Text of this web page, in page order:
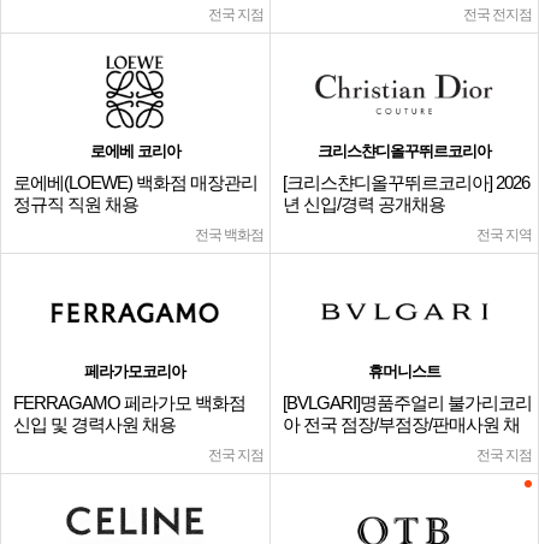
전국 지점 전국 전지점
로에베 코리아
로에베(LOEWE) 백화점 매장관리
정규직 직원 채용
전국 백화점
크리스챤디올꾸뛰르코리아
[크리스챤디올꾸뛰르코리아] 2026
년 신입/경력 공개채용
전국 지역
페라가모코리아
FERRAGAMO 페라가모 백화점
신입 및 경력사원 채용
전국 지점
휴머니스트
[BVLGARI]명품주얼리 불가리코리
아 전국 점장/부점장/판매사원 채
전국 지점